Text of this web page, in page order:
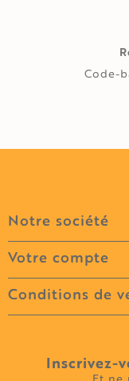
Code-
Notre société
Votre compte
Conditions de
Inscrivez-